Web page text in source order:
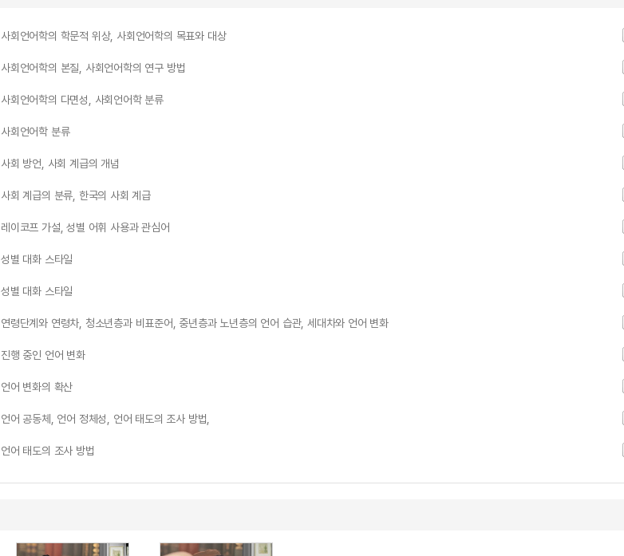
사회언어학의 학문적 위상, 사회언어학의 목표와 대상
사회언어학의 본질, 사회언어학의 연구 방법
사회언어학의 다면성, 사회언어학 분류
사회언어학 분류
사회 방언, 사회 계급의 개념
사회 계급의 분류, 한국의 사회 계급
레이코프 가설, 성별 어휘 사용과 관심어
성별 대화 스타일
성별 대화 스타일
연령단계와 연령차, 청소년층과 비표준어, 중년층과 노년층의 언어 습관, 세대차와 언어 변화
진행 중인 언어 변화
언어 변화의 확산
언어 공동체, 언어 정체성, 언어 태도의 조사 방법,
언어 태도의 조사 방법